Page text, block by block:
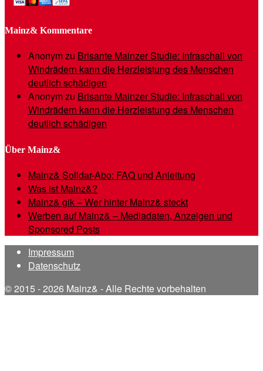
Mainz& Kommentare
Anonymzu Brisante Mainzer Studie: Infraschall von
Windrädern kann die Herzleistung des Menschen
deutlich schädigen
Anonymzu Brisante Mainzer Studie: Infraschall von
Windrädern kann die Herzleistung des Menschen
deutlich schädigen
Über Mainz&
Mainz& Solidar-Abo: FAQ und Anleitung
Was ist Mainz&?
Mainz& gik – Wer hinter Mainz& steckt
Werben auf Mainz& – Mediadaten, Anzeigen und
Sponsored Posts
Impressum
Datenschutz
© 2015 - 2026 Mainz& - Alle Rechte vorbehalten